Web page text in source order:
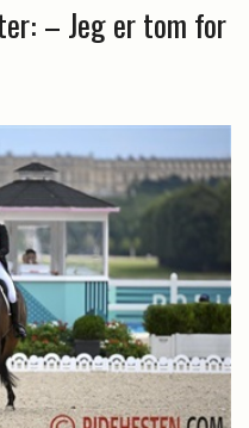
– Jeg er tom for